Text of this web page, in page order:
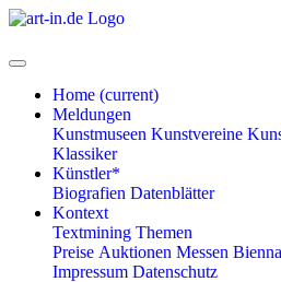
Home (current)
Meldungen
Kunstmuseen Kunstvereine
Klassiker
Künstler*
Biografien Datenblätter
Kontext
Textmining Themen
Preise Auktionen Messen
Impressum Datenschutz